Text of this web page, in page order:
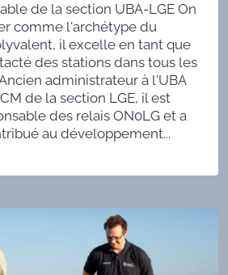
de la section UBA-LGE On
comme l'archétype du
il excelle en tant que
des stations dans tous les
administrateur à l'UBA
de la section LGE, il est
des relais ON0LG et a
au développement...